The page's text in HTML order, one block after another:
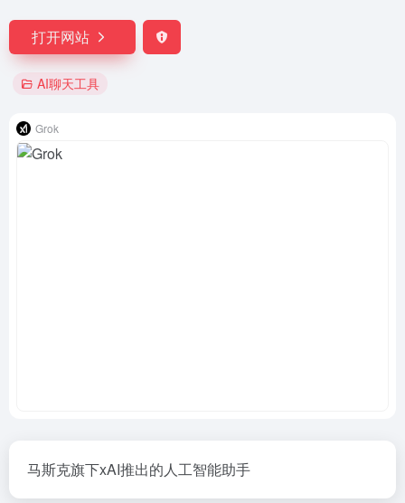
打开网站
AI聊天工具
Grok
马斯克旗下xAI推出的人工智能助手